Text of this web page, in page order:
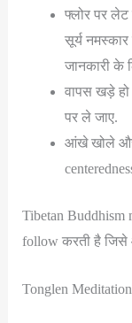
फ्लोर पर लेट
सूर्य नमस्कार
जानकारी के
वापस खड़े हो
पर ले जाए.
आंखे खोले और
Tibetan Buddhism
follow करती है जिसे
Tonglen Meditation